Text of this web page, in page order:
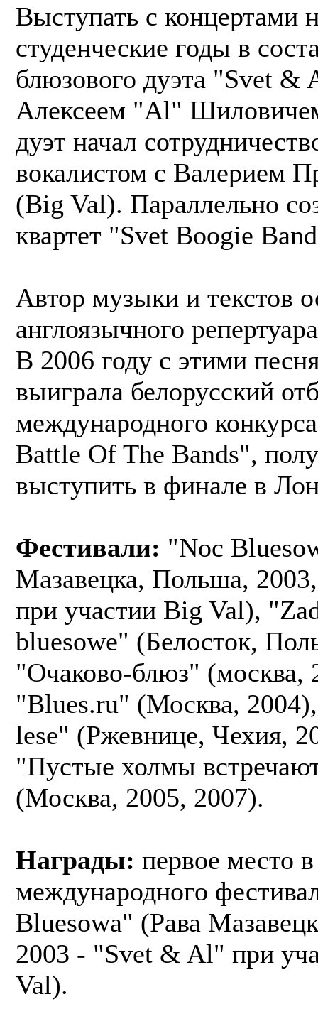
Выступать с концертами
студенческие годы в
блюзового дуэта "Svet &
Алексеем "Al"
дуэт начал
вокалистом с Валерием
(Big Val). Параллельно
квартет "Svet Boogie
Автор музыки и текстов
англоязычного
В 2006 году с этими
выиграла белорусский
международного
Battle Of The Bands",
выступить в финале в
Фестивали: "Noc
Мазавецка, Польша,
при участии Big Val),
bluesowe" (Белосток,
"Очаково-блюз" (москва,
"Blues.ru" (Москва,
lese" (Ржевнице, Чехия,
"Пустые холмы
(Москва, 2005, 2007).
Награды: первое место
международного
Bluesowa" (Рава
2003 - "Svet & Al" при
Val).